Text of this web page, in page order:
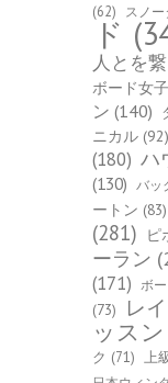
(62)
スノ
ド
人とを
ボード女子
ン (140)
ニカル (92)
(180) ハ
(130)
バッ
ートン (83)
(281)
ピ
ーラン
(171)
ボ
(73)
レ
ッスン
ク (71) 上